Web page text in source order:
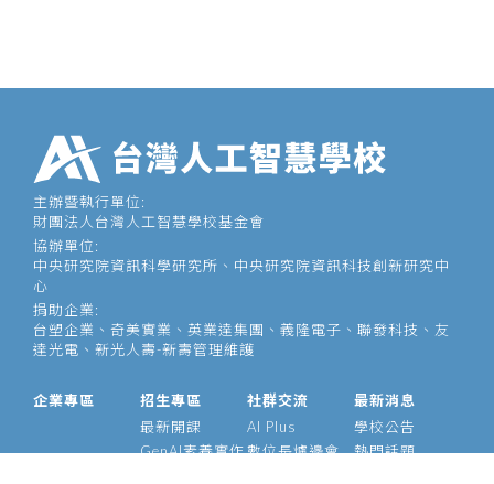
主辦暨執行單位:
財團法人台灣人工智慧學校基金會
協辦單位:
中央研究院資訊科學研究所、中央研究院資訊科技創新研究中
心
捐助企業:
台塑企業、奇美實業、英業達集團、義隆電子、聯發科技、友
達光電、新光人壽-新壽管理維護
企業專區
招生專區
最新開課
GenAI素養實作
社群交流
AI Plus
數位長爐邊會
最新消息
學校公告
熱門話題